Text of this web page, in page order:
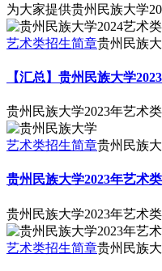
为大家提供贵州民族大学
艺术类招生简章贵州民族
【汇总】贵州民族大学
贵州民族大学2023年艺术
艺术类招生简章贵州民族
贵州民族大学2023年艺术
贵州民族大学2023年艺术
艺术类招生简章贵州民族